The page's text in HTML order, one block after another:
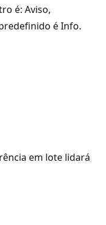
é: Aviso,
é Info.
em lote lidará